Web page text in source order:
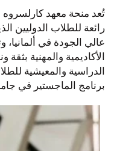
تُعد منحة معهد كارلسروه
رائعة للطلاب الدوليين
عالي الجودة في
الأكاديمية والمهنية
الدراسية والمعيشية
برنامج الماجستير في